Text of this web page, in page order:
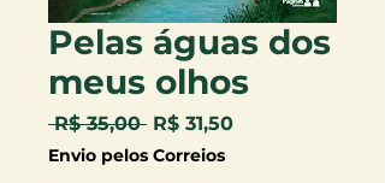
Pelas águas dos
meus olhos
R$ 35,00 Preço
normal
R$ 31,50Preço
Envio pelos Correios